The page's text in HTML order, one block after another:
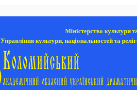
Міністерство культури
Управління культури, національностей та